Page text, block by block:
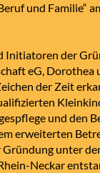
und Familie“
Initiatoren der
eG, Dorothea
der Zeit
und den
erweiterten
unter
Neckar